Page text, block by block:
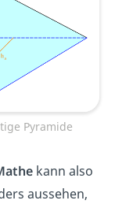
Pyramide
kann also
aussehen,